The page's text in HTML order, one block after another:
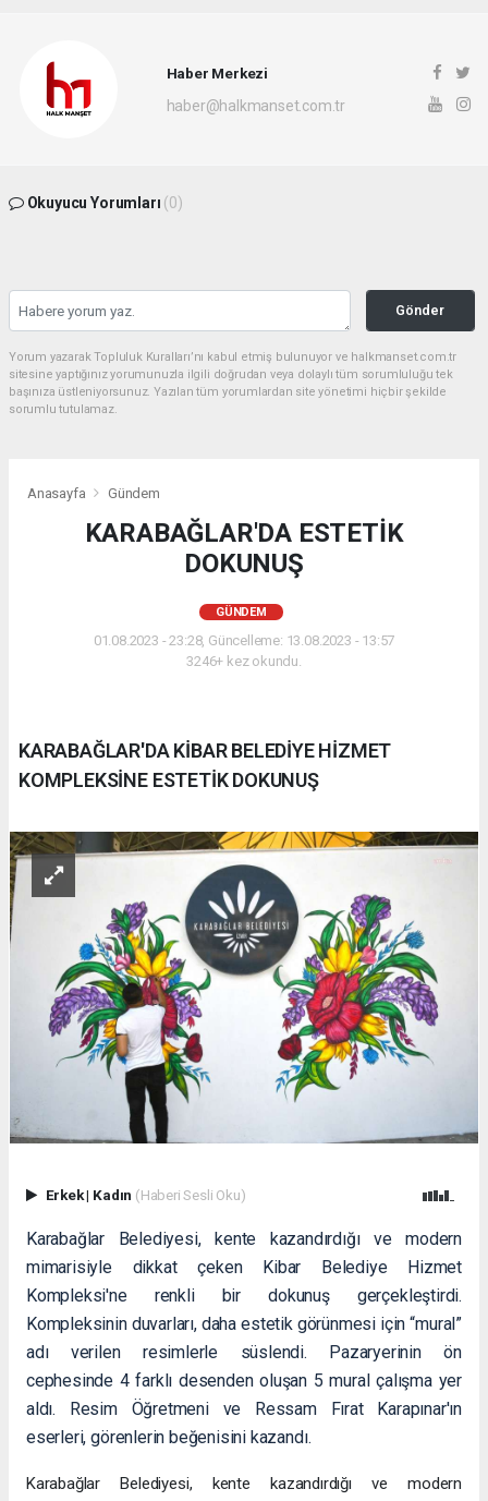
Haber Merkezi
haber@halkmanset.com.tr
Okuyucu Yorumları (0)
Gönder
Yorum yazarak Topluluk Kuralları’nı kabul etmiş bulunuyor ve halkmanset.com.tr
sitesine yaptığınız yorumunuzla ilgili doğrudan veya dolaylı tüm sorumluluğu tek
başınıza üstleniyorsunuz. Yazılan tüm yorumlardan site yönetimi hiçbir şekilde
sorumlu tutulamaz.
Anasayfa Gündem
KARABAĞLAR'DA ESTETİK
DOKUNUŞ
GÜNDEM
01.08.2023 - 23:28, Güncelleme: 13.08.2023 - 13:57
3246+ kez okundu.
KARABAĞLAR'DA KİBAR BELEDİYE HİZMET
KOMPLEKSİNE ESTETİK DOKUNUŞ
Erkek| Kadın (Haberi Sesli Oku)
Karabağlar Belediyesi, kente kazandırdığı ve modern
mimarisiyle dikkat çeken Kibar Belediye Hizmet
Kompleksi'ne renkli bir dokunuş gerçekleştirdi.
Kompleksinin duvarları, daha estetik görünmesi için “mural”
adı verilen resimlerle süslendi. Pazaryerinin ön
cephesinde 4 farklı desenden oluşan 5 mural çalışma yer
aldı. Resim Öğretmeni ve Ressam Fırat Karapınar'ın
eserleri, görenlerin beğenisini kazandı.
Karabağlar Belediyesi, kente kazandırdığı ve modern